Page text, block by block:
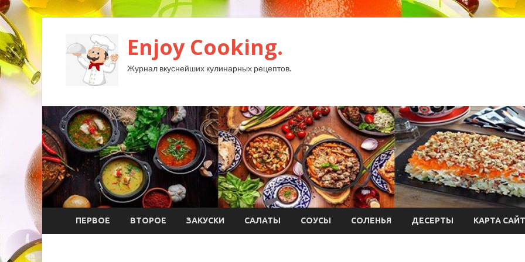
Enjoy Cooking.
Журнал вкуснейших кулинарных рецептов.
ПЕРВОЕ ВТОРОЕ ЗАКУСКИ САЛАТЫ СОУСЫ СОЛЕНЬЯ ДЕСЕРТЫ КАРТА